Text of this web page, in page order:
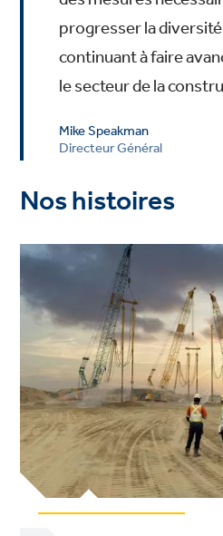
progresser la
continuant à faire
le secteur de la
Mike Speakman
Directeur Général
Nos histoires